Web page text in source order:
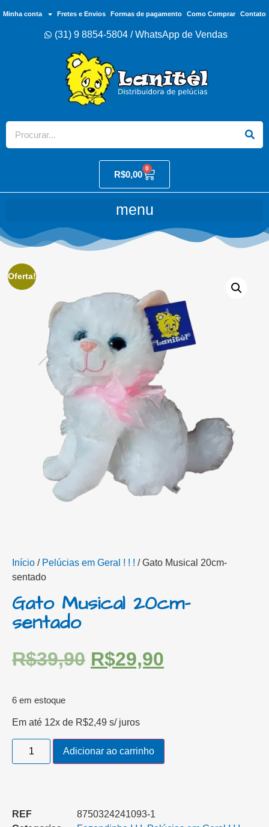
Minha conta Fretes e Envios Formas de pagamento Como Comprar Contato
(31) 9 8854-5804 / WhatsApp de Vendas
R$0,00
0
Oferta!
Início / Pelúcias em Geral ! ! ! / Gato Musical 20cm-
sentado
Gato Musical 20cm-
sentado
R$39,90 R$29,90
6 em estoque
Em até 12x de R$2,49 s/ juros
Adicionar ao carrinho
REF
8750324241093-1